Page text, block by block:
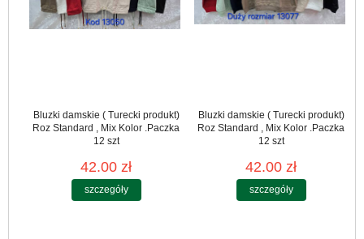
Bluzki damskie ( Turecki produkt)
Roz Standard , Mix Kolor .Paczka
12 szt
42.00 zł
szczegóły
Bluzki damskie ( Turecki produkt)
Roz Standard , Mix Kolor .Paczka
12 szt
42.00 zł
szczegóły